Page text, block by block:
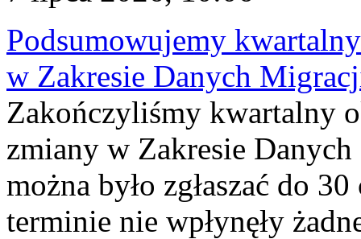
Podsumowujemy
w Zakresie Danych
Zakończyliśmy kwartalny
zmiany w Zakresie
można było zgłaszać do
terminie nie wpłynęły